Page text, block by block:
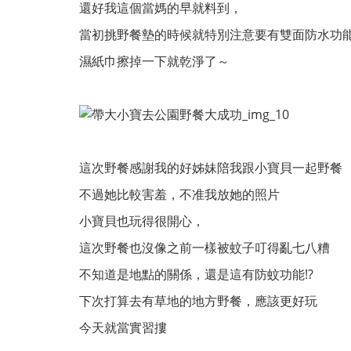
還好我這個當媽的早就料到，
當初挑野餐墊的時候就特別注意要有雙面防水功
濕紙巾擦掉一下就乾淨了～
這次野餐感謝我的好姊妹陪我跟小寶貝一起野餐
不過她比較害羞，不准我放她的照片
小寶貝也玩得很開心，
這次野餐也沒像之前一樣被蚊子叮得亂七八糟
不知道是地點的關係，還是這有防蚊功能!?
下次打算去有草地的地方野餐，應該更好玩
今天就當實習摟